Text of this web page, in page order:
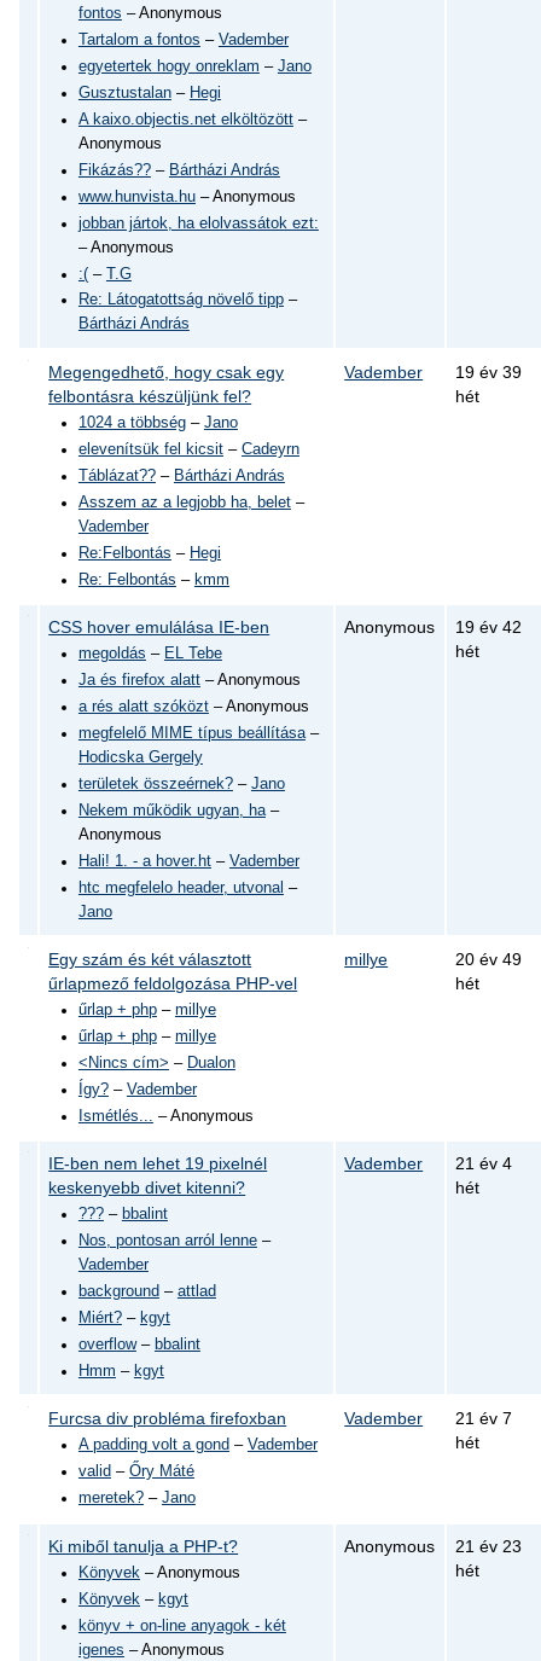
fontos – Anonymous
Tartalom a fontos – Vadember
egyetertek hogy onreklam – Jano
Gusztustalan– Hegi
A kaixo.objectis.net elköltözött–
Anonymous
Fikázás??– Bártházi András
www.hunvista.hu– Anonymous
jobban jártok, ha elolvassátok ezt:
– Anonymous
:(– T.G
Re: Látogatottság növelő tipp–
Bártházi András
Megengedhető, hogy csak egy
felbontásra készüljünk fel?
1024 a többség– Jano
elevenítsük fel kicsit– Cadeyrn
Táblázat??– Bártházi András
Asszem az a legjobb ha, belet–
Vadember
Re:Felbontás – Hegi
Re: Felbontás – kmm
Vadember
19 év 39
hét
CSS hover emulálása IE-ben
megoldás – EL Tebe
Ja és firefox alatt– Anonymous
a rés alatt szóközt– Anonymous
megfelelő MIME típus beállítása–
Hodicska Gergely
területek összeérnek?– Jano
Nekem működik ugyan, ha–
Anonymous
Hali! 1. - a hover.ht– Vadember
htc megfelelo header, utvonal –
Jano
Anonymous
19 év 42
hét
Egy szám és két választott
űrlapmező feldolgozása PHP-vel
űrlap + php– millye
űrlap + php– millye
<Nincs cím> – Dualon
Így?– Vadember
Ismétlés... – Anonymous
millye
20 év 49
hét
IE-ben nem lehet 19 pixelnél
keskenyebb divet kitenni?
???– bbalint
Nos, pontosan arról lenne–
Vadember
background – attlad
Miért?– kgyt
overflow– bbalint
Hmm – kgyt
Vadember
21 év 4
hét
Furcsa div probléma firefoxban
A padding volt a gond – Vadember
valid – Őry Máté
meretek?– Jano
Vadember
21 év 7
hét
Ki miből tanulja a PHP-t?
Könyvek– Anonymous
Könyvek– kgyt
könyv + on-line anyagok - két
igenes – Anonymous
Anonymous
21 év 23
hét